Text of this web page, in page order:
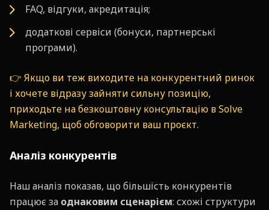
FAQ, відгуки, акредитація;
додаткові сервіси (бонуси, партнерські
програми).
👉 Якщо ви теж виходите на конкурентний ринок
і хочете відразу зайняти сильну позицію,
приходьте на безкоштовну консультацію в Solve
Marketing, щоб обговорити ваш проєкт.
Аналіз конкурентів
Наш аналіз показав, що більшість конкурентів
працює за однаковим сценарієм: схожі структури